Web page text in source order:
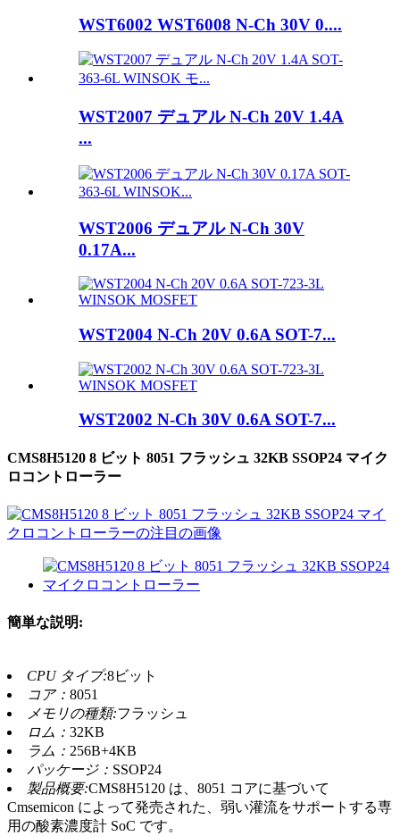
WST6002 WST6008 N-Ch 30V 0....
WST2007 デュアル N-Ch 20V 1.4A
...
WST2006 デュアル N-Ch 30V
0.17A...
WST2004 N-Ch 20V 0.6A SOT-7...
WST2002 N-Ch 30V 0.6A SOT-7...
CMS8H5120 8 ビット 8051 フラッシュ 32KB SSOP24 マイク
ロコントローラー
簡単な説明:
CPU タイプ:8ビット
コア： 8051
メモリの種類:フラッシュ
ロム： 32KB
ラム： 256B+4KB
パッケージ： SSOP24
製品概要:CMS8H5120 は、8051 コアに基づいて
Cmsemicon によって発売された、弱い灌流をサポートする専
用の酸素濃度計 SoC です。